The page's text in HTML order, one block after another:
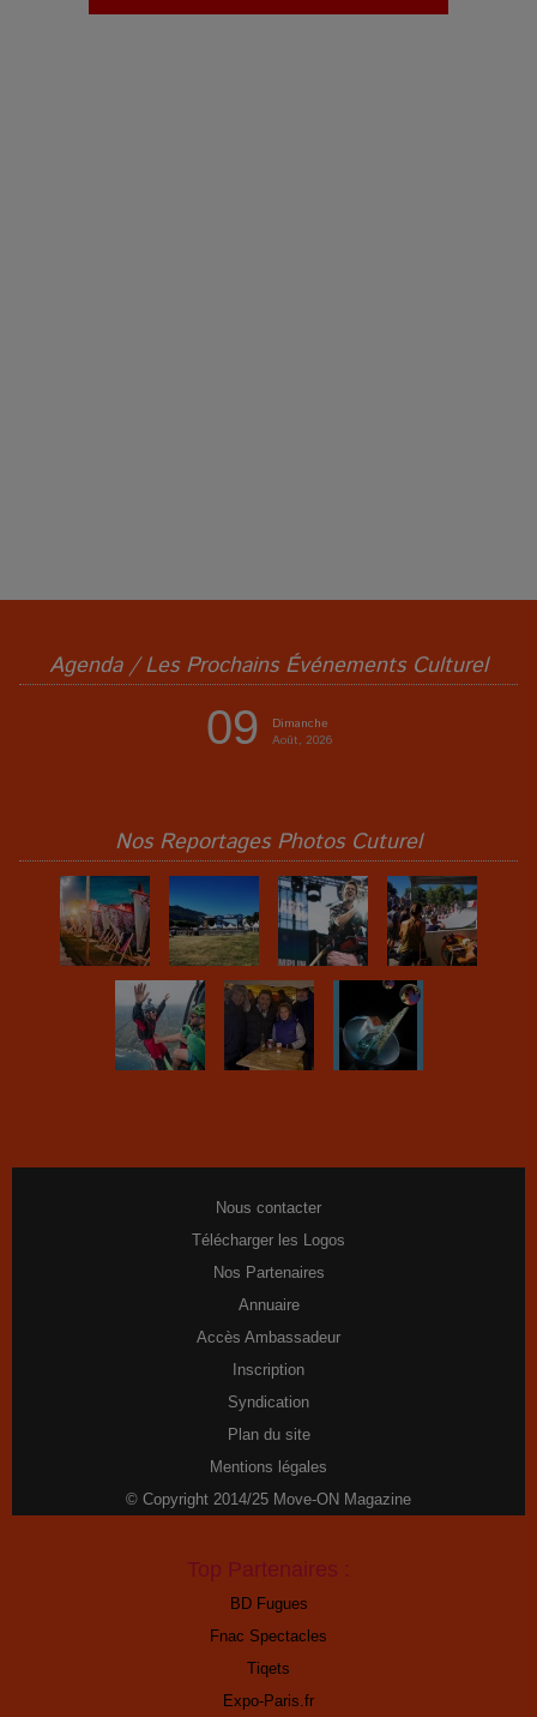
Agenda / Les Prochains Événements Culturel
09
Dimanche
Août, 2026
Nos Reportages Photos Cuturel
Nous contacter
Télécharger les Logos
Nos Partenaires
Annuaire
Accès Ambassadeur
Inscription
Syndication
Plan du site
Mentions légales
© Copyright 2014/25 Move-ON Magazine
BD Fugues
Fnac Spectacles
Tiqets
Expo-Paris.fr